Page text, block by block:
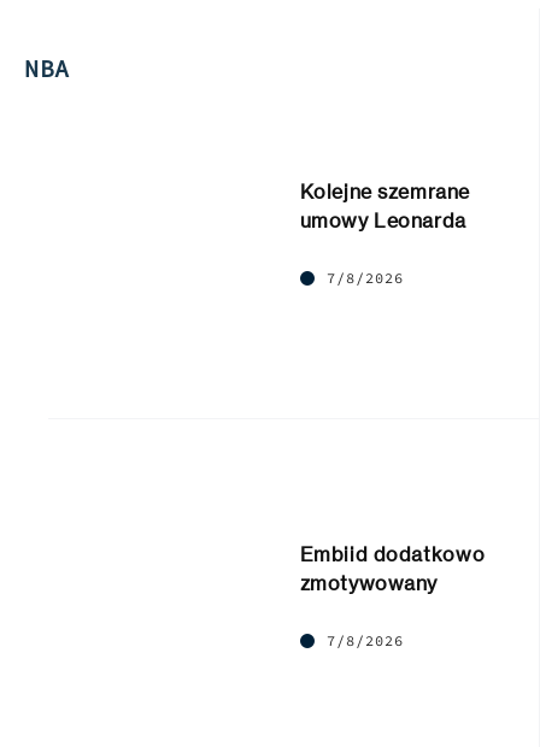
NBA
Kolejne szemrane
umowy Leonarda
7/8/2026
Embiid dodatkowo
zmotywowany
7/8/2026